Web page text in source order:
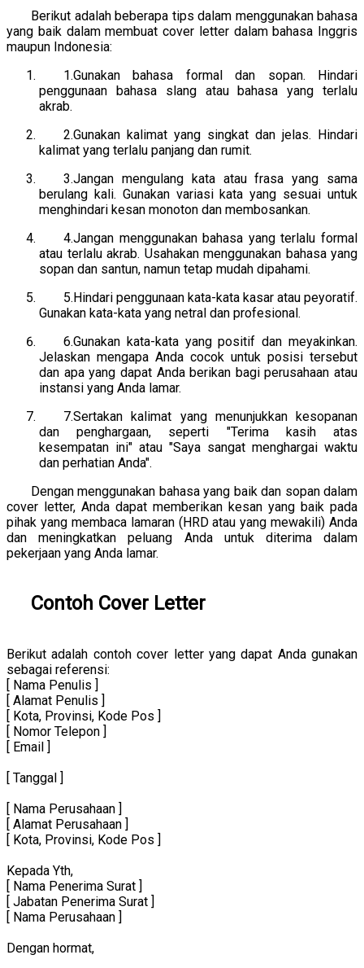
Berikut adalah beberapa tips dalam menggunakan bahasa
yang baik dalam membuat cover letter dalam bahasa Inggris
maupun Indonesia:
1.Gunakan bahasa formal dan sopan. Hindari
penggunaan bahasa slang atau bahasa yang terlalu
akrab.
2.Gunakan kalimat yang singkat dan jelas. Hindari
kalimat yang terlalu panjang dan rumit.
3.Jangan mengulang kata atau frasa yang sama
berulang kali. Gunakan variasi kata yang sesuai untuk
menghindari kesan monoton dan membosankan.
4.Jangan menggunakan bahasa yang terlalu formal
atau terlalu akrab. Usahakan menggunakan bahasa yang
sopan dan santun, namun tetap mudah dipahami.
5.Hindari penggunaan kata-kata kasar atau peyoratif.
Gunakan kata-kata yang netral dan profesional.
6.Gunakan kata-kata yang positif dan meyakinkan.
Jelaskan mengapa Anda cocok untuk posisi tersebut
dan apa yang dapat Anda berikan bagi perusahaan atau
instansi yang Anda lamar.
7.Sertakan kalimat yang menunjukkan kesopanan
dan penghargaan, seperti "Terima kasih atas
kesempatan ini" atau "Saya sangat menghargai waktu
dan perhatian Anda".
Dengan menggunakan bahasa yang baik dan sopan dalam
cover letter, Anda dapat memberikan kesan yang baik pada
pihak yang membaca lamaran (HRD atau yang mewakili) Anda
dan meningkatkan peluang Anda untuk diterima dalam
pekerjaan yang Anda lamar.
Contoh Cover Letter
Berikut adalah contoh cover letter yang dapat Anda gunakan
sebagai referensi:
[ Nama Penulis ]
[ Alamat Penulis ]
[ Kota, Provinsi, Kode Pos ]
[ Nomor Telepon ]
[ Email ]
[ Tanggal ]
[ Nama Perusahaan ]
[ Alamat Perusahaan ]
[ Kota, Provinsi, Kode Pos ]
Kepada Yth,
[ Nama Penerima Surat ]
[ Jabatan Penerima Surat ]
[ Nama Perusahaan ]
Dengan hormat,